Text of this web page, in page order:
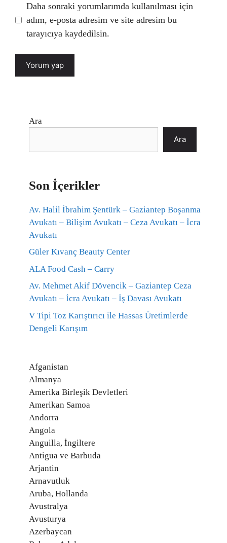
Daha sonraki yorumlarımda kullanılması için
adım, e-posta adresim ve site adresim bu
tarayıcıya kaydedilsin.
Ara
Ara
Son İçerikler
Av. Halil İbrahim Şentürk – Gaziantep Boşanma
Avukatı – Bilişim Avukatı – Ceza Avukatı – İcra
Avukatı
Güler Kıvanç Beauty Center
ALA Food Cash – Carry
Av. Mehmet Akif Dövencik – Gaziantep Ceza
Avukatı – İcra Avukatı – İş Davası Avukatı
V Tipi Toz Karıştırıcı ile Hassas Üretimlerde
Dengeli Karışım
Afganistan
Almanya
Amerika Birleşik Devletleri
Amerikan Samoa
Andorra
Angola
Anguilla, İngiltere
Antigua ve Barbuda
Arjantin
Arnavutluk
Aruba, Hollanda
Avustralya
Avusturya
Azerbaycan